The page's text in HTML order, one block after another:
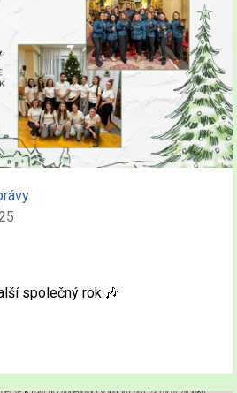
společný rok.🎶